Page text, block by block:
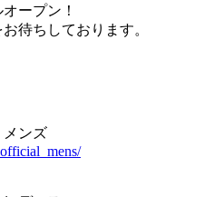
ープン！
待ちしております。
メンズ